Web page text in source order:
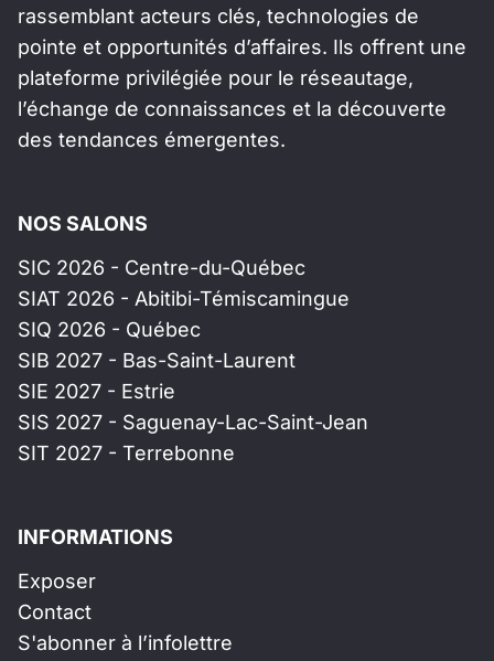
rassemblant acteurs clés, technologies de
pointe et opportunités d’affaires. Ils offrent une
plateforme privilégiée pour le réseautage,
l’échange de connaissances et la découverte
des tendances émergentes.
NOS SALONS
SIC 2026 - Centre-du-Québec
SIAT 2026 - Abitibi-Témiscamingue
SIQ 2026 - Québec
SIB 2027 - Bas-Saint-Laurent
SIE 2027 - Estrie
SIS 2027 - Saguenay-Lac-Saint-Jean
SIT 2027 - Terrebonne
INFORMATIONS
Exposer
Contact
S'abonner à l’infolettre